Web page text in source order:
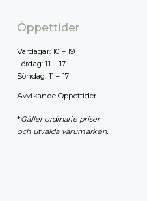
Öppettider
Vardagar: 10 – 19
Lördag: 11 – 17
Söndag: 11 – 17
Avvikande Öppettider
*Gäller ordinarie priser
och utvalda varumärken.